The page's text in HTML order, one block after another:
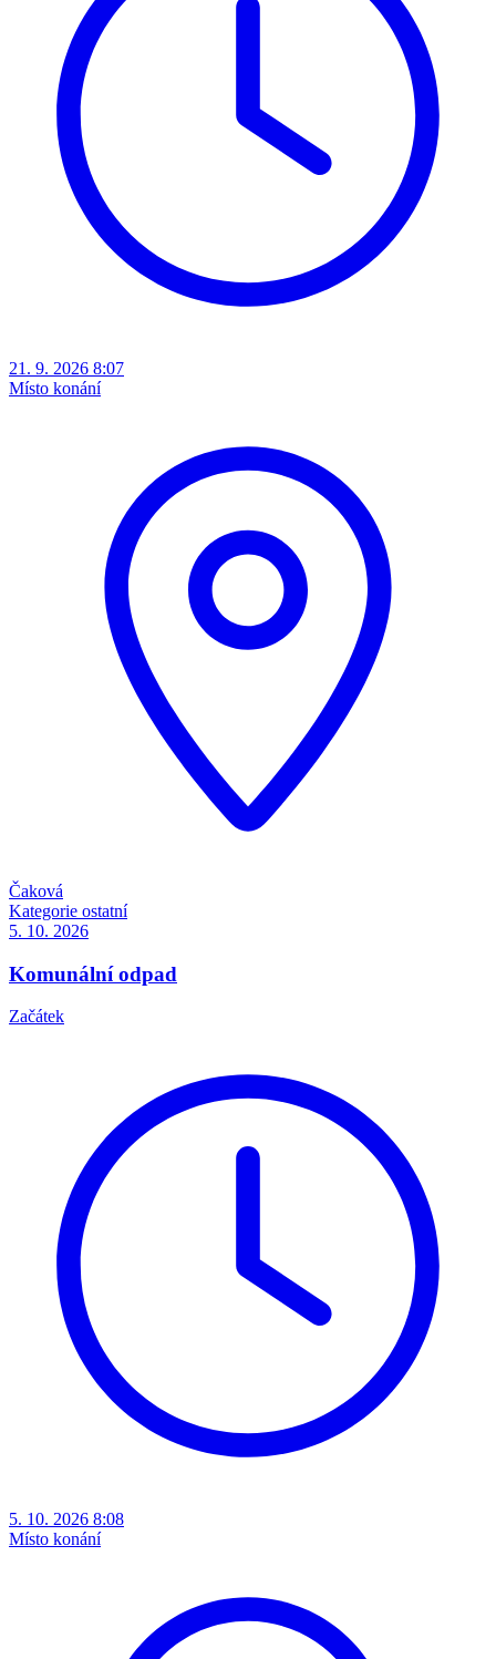
21. 9. 2026 8:07
Místo konání
Čaková
Kategorie ostatní
5. 10. 2026
Komunální odpad
Začátek
5. 10. 2026 8:08
Místo konání